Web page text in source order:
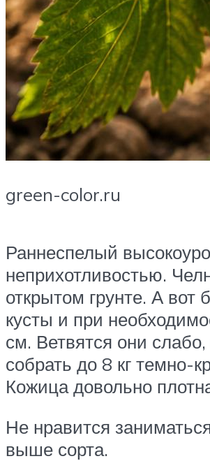
green-color.ru
Раннеспелый
неприхотливостью.
открытом грунте. А вот
кусты и при
см. Ветвятся они
собрать до 8 кг темно-
Кожица довольно
Не нравится
выше сорта.